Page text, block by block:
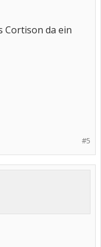
Cortison da ein
#5